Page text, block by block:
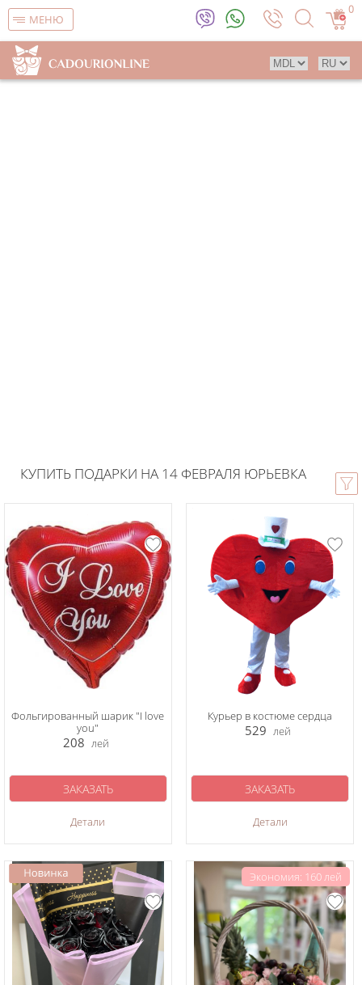
МЕНЮ
0
КУПИТЬ ПОДАРКИ НА 14 ФЕВРАЛЯ ЮРЬЕВКА
Фольгированный шарик "I love
you"
208 лей
Детали
ЗАКАЗАТЬ
Курьер в костюме сердца
529 лей
Детали
ЗАКАЗАТЬ
Экономия: 160 лей